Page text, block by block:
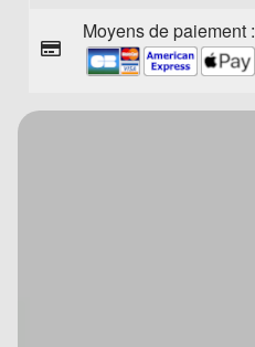
Moyens de paiement :